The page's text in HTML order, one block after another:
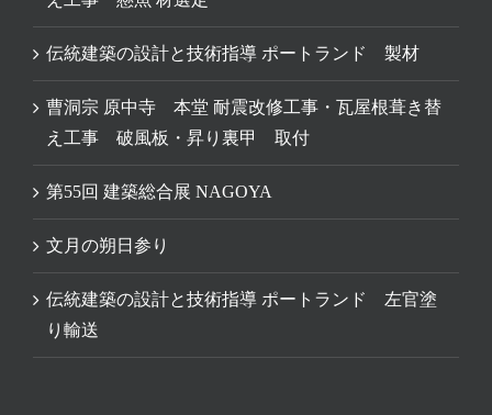
伝統建築の設計と技術指導 ポートランド 製材
曹洞宗 原中寺 本堂 耐震改修工事・瓦屋根葺き替
え工事 破風板・昇り裏甲 取付
第55回 建築総合展 NAGOYA
文月の朔日参り
伝統建築の設計と技術指導 ポートランド 左官塗
り輸送